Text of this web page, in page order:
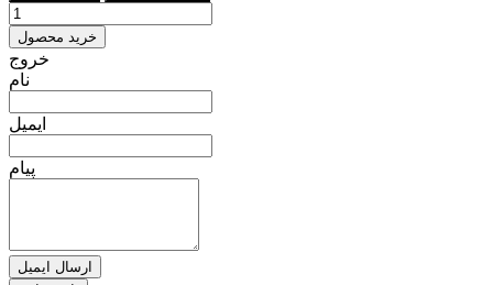
خرید محصول
خروج
نام
ایمیل
پیام
ارسال ایمیل